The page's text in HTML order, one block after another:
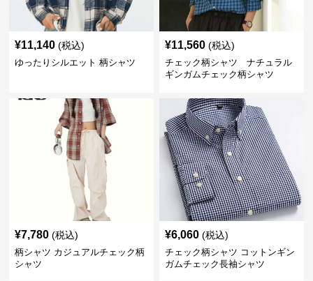
¥11,140 (税込)
ゆったりシルエット 柄シャツ
¥11,560 (税込)
チェック柄シャツ ナチュラル
ギンガムチェック柄シャツ
¥7,780 (税込)
柄シャツ カジュアルチェック柄
シャツ
¥6,060 (税込)
チェック柄シャツ コットンギン
ガムチェック長袖シャツ